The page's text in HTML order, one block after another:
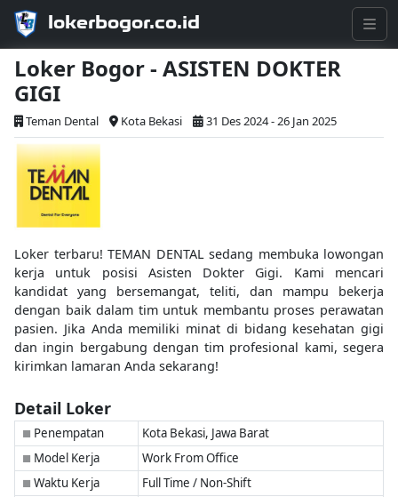
lokerbogor.co.id
Loker Bogor - ASISTEN DOKTER
GIGI
Teman Dental Kota Bekasi 31 Des 2024 - 26 Jan 2025
Loker terbaru! TEMAN DENTAL sedang membuka lowongan
kerja untuk posisi Asisten Dokter Gigi. Kami mencari
kandidat yang bersemangat, teliti, dan mampu bekerja
dengan baik dalam tim untuk membantu proses perawatan
pasien. Jika Anda memiliki minat di bidang kesehatan gigi
dan ingin bergabung dengan tim profesional kami, segera
kirimkan lamaran Anda sekarang!
Detail Loker
■ Penempatan Kota Bekasi, Jawa Barat
■ Model Kerja Work From Office
■ Waktu Kerja Full Time / Non-Shift